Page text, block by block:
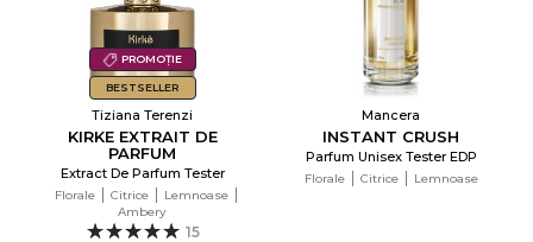
PROMOȚIE
BESTSELLER
Tiziana Terenzi
KIRKE EXTRAIT DE
PARFUM
Extract De Parfum Tester
Florale Citrice
Lemnoase
Ambery
15
Mancera
INSTANT CRUSH
Parfum Unisex Tester EDP
Florale Citrice Lemnoase